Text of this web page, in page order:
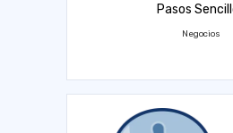
Pasos
Negocios